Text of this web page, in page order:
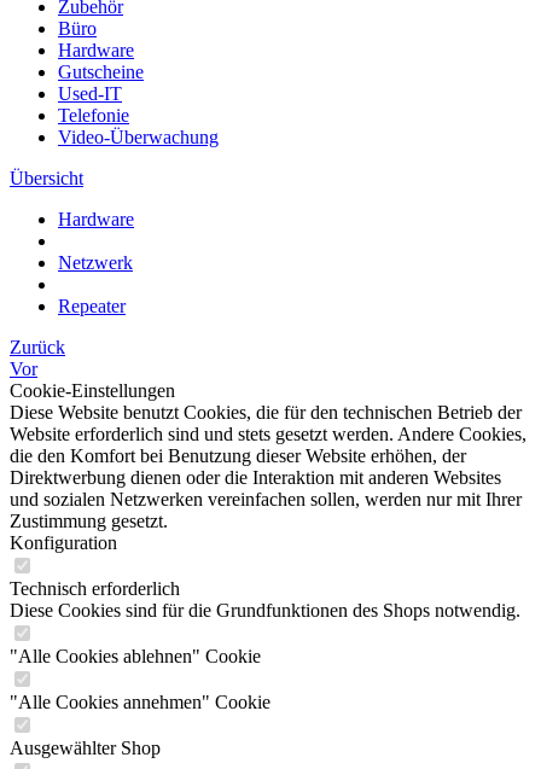
Zubehör
Büro
Hardware
Gutscheine
Used-IT
Telefonie
Video-Überwachung
Übersicht
Hardware
Netzwerk
Repeater
Zurück
Vor
Cookie-Einstellungen
Diese Website benutzt Cookies, die für den technischen Betrieb der
Website erforderlich sind und stets gesetzt werden. Andere Cookies,
die den Komfort bei Benutzung dieser Website erhöhen, der
Direktwerbung dienen oder die Interaktion mit anderen Websites
und sozialen Netzwerken vereinfachen sollen, werden nur mit Ihrer
Zustimmung gesetzt.
Konfiguration
Technisch erforderlich
Diese Cookies sind für die Grundfunktionen des Shops notwendig.
"Alle Cookies ablehnen" Cookie
"Alle Cookies annehmen" Cookie
Ausgewählter Shop